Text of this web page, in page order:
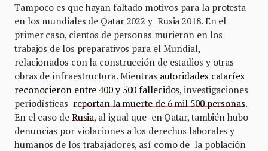
Tampoco es que hayan faltado motivos para la protesta
en los mundiales de Qatar 2022 y Rusia 2018. En el
primer caso, cientos de personas murieron en los
trabajos de los preparativos para el Mundial,
relacionados con la construcción de estadios y otras
obras de infraestructura. Mientras autoridades cataríes
reconocieron entre 400 y 500 fallecidos, investigaciones
periodísticas reportan la muerte de 6 mil 500 personas.
En el caso de Rusia, al igual que en Qatar, también hubo
denuncias por violaciones a los derechos laborales y
humanos de los trabajadores, así como de la población